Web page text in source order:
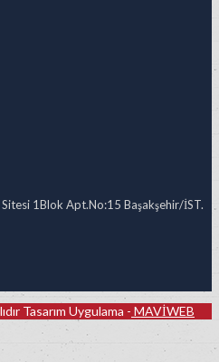
1Blok Apt.No:15 Başakşehir/İST.
Tasarım Uygulama - MAVİWEB